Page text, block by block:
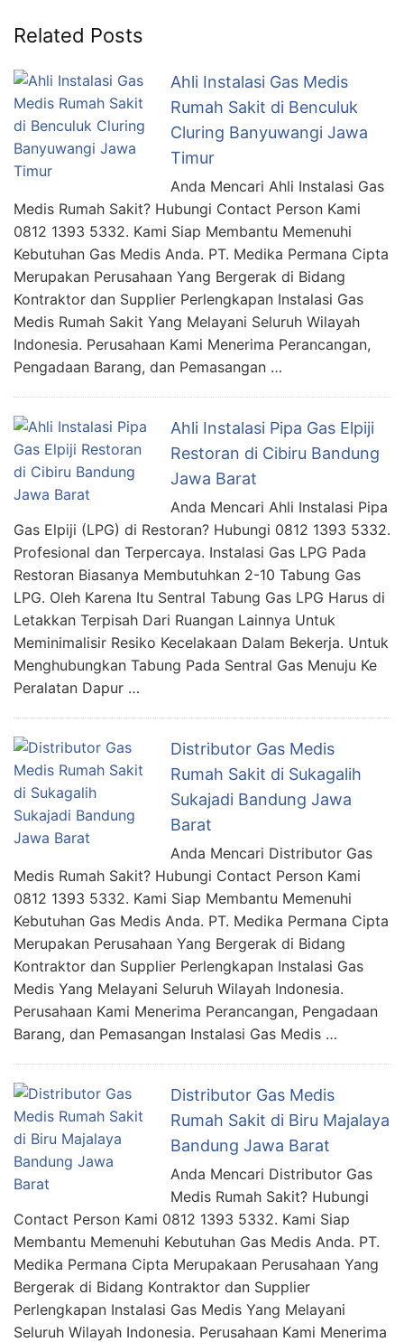
Related Posts
Ahli Instalasi Gas Medis
Rumah Sakit di Benculuk
Cluring Banyuwangi Jawa
Timur
Anda Mencari Ahli Instalasi Gas
Medis Rumah Sakit? Hubungi Contact Person Kami
0812 1393 5332. Kami Siap Membantu Memenuhi
Kebutuhan Gas Medis Anda. PT. Medika Permana Cipta
Merupakan Perusahaan Yang Bergerak di Bidang
Kontraktor dan Supplier Perlengkapan Instalasi Gas
Medis Rumah Sakit Yang Melayani Seluruh Wilayah
Indonesia. Perusahaan Kami Menerima Perancangan,
Pengadaan Barang, dan Pemasangan …
Ahli Instalasi Pipa Gas Elpiji
Restoran di Cibiru Bandung
Jawa Barat
Anda Mencari Ahli Instalasi Pipa
Gas Elpiji (LPG) di Restoran? Hubungi 0812 1393 5332.
Profesional dan Terpercaya. Instalasi Gas LPG Pada
Restoran Biasanya Membutuhkan 2-10 Tabung Gas
LPG. Oleh Karena Itu Sentral Tabung Gas LPG Harus di
Letakkan Terpisah Dari Ruangan Lainnya Untuk
Meminimalisir Resiko Kecelakaan Dalam Bekerja. Untuk
Menghubungkan Tabung Pada Sentral Gas Menuju Ke
Peralatan Dapur …
Distributor Gas Medis
Rumah Sakit di Sukagalih
Sukajadi Bandung Jawa
Barat
Anda Mencari Distributor Gas
Medis Rumah Sakit? Hubungi Contact Person Kami
0812 1393 5332. Kami Siap Membantu Memenuhi
Kebutuhan Gas Medis Anda. PT. Medika Permana Cipta
Merupakan Perusahaan Yang Bergerak di Bidang
Kontraktor dan Supplier Perlengkapan Instalasi Gas
Medis Yang Melayani Seluruh Wilayah Indonesia.
Perusahaan Kami Menerima Perancangan, Pengadaan
Barang, dan Pemasangan Instalasi Gas Medis …
Distributor Gas Medis
Rumah Sakit di Biru Majalaya
Bandung Jawa Barat
Anda Mencari Distributor Gas
Medis Rumah Sakit? Hubungi
Contact Person Kami 0812 1393 5332. Kami Siap
Membantu Memenuhi Kebutuhan Gas Medis Anda. PT.
Medika Permana Cipta Merupakaan Perusahaan Yang
Bergerak di Bidang Kontraktor dan Supplier
Perlengkapan Instalasi Gas Medis Yang Melayani
Seluruh Wilayah Indonesia. Perusahaan Kami Menerima